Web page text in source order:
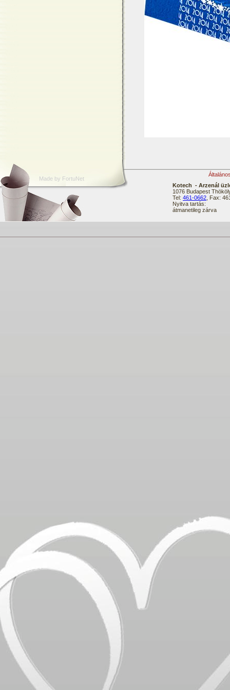
Made by FortuNet
Kotech - Arzenál
1076 Budapest
Tel: 461-0662 , Fax:
Nyitva tartás:
átmanetileg zárva